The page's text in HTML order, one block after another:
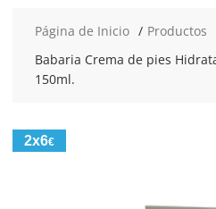
Página de Inicio
Productos
Babaria Crema de pies
150ml.
2x6€